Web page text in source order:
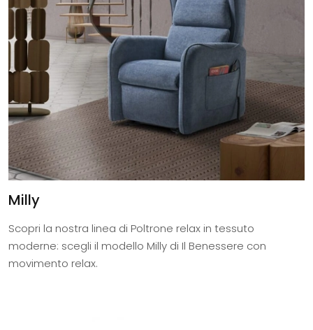
Milly
Scopri la nostra linea di Poltrone relax in tessuto
moderne: scegli il modello Milly di Il Benessere con
movimento relax.